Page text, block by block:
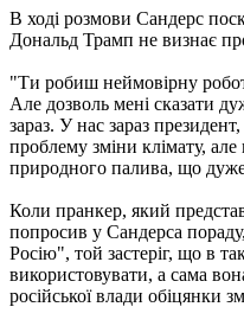
В ході розмови Сандерс
Дональд Трамп не визнає
"Ти робиш неймовірну
Але дозволь мені сказати
зараз. У нас зараз
проблему зміни клімату, але
природного палива, що
Коли пранкер, який
попросив у Сандерса
Росію", той застеріг, що в
використовувати, а сама
російської влади обіцянки